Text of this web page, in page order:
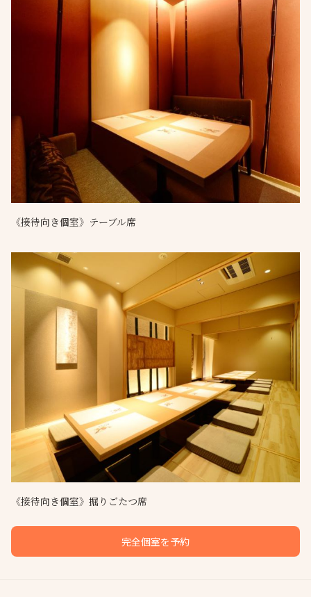
《接待向き個室》テーブル席
《接待向き個室》掘りごたつ席
完全個室を予約